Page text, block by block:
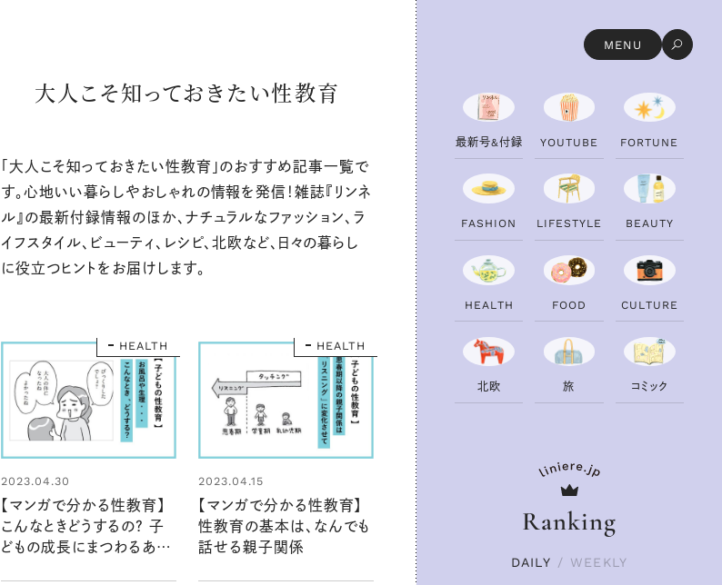
MENU
大人こそ知っておきたい性教育
「大人こそ知っておきたい性教育」のおすすめ記事一覧で
す。心地いい暮らしやおしゃれの情報を発信！雑誌『リンネ
ル』の最新付録情報のほか、ナチュラルなファッション、ラ
イフスタイル、ビューティ、レシピ、北欧など、日々の暮らし
に役立つヒントをお届けします。
HEALTH
2023.04.30
【マンガで分かる性教育】
こんなときどうするの？ 子
どもの成長にまつわるあれ
HEALTH
2023.04.15
【マンガで分かる性教育】
性教育の基本は、なんでも
話せる親子関係
最新号&付録 YOUTU B E FORTU N E
FAS H ION LI FESTYLE B EAUTY
H EALTH FOOD CU LTU RE
北欧 旅 コ ミ ック
Ranking
DAILY / WEEKLY